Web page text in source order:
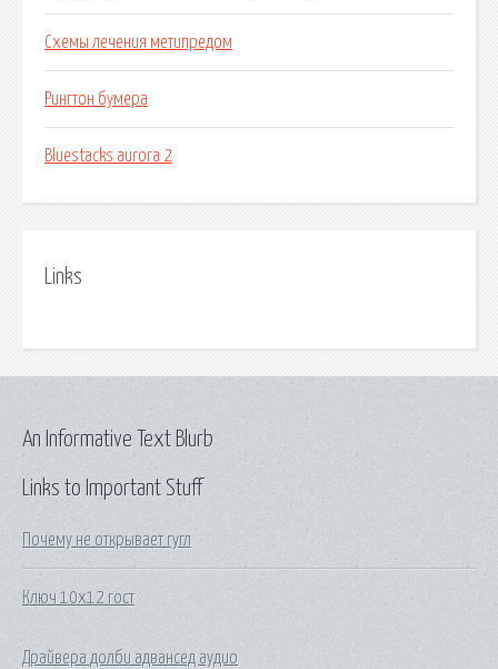
Схемы лечения метипредом
Рингтон бумера
Bluestacks aurora 2
Links
Links to Important Stuff
Почему не открывает гугл
Ключ 10х12 гост
Драйвера долби адвансед аудио
An Informative Text Blurb